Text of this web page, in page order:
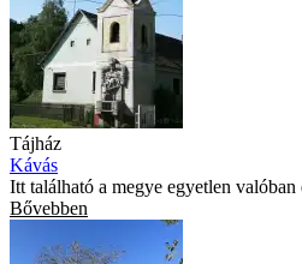
Tájház
Kávás
Itt található a megye egyetlen valóban
Bővebben